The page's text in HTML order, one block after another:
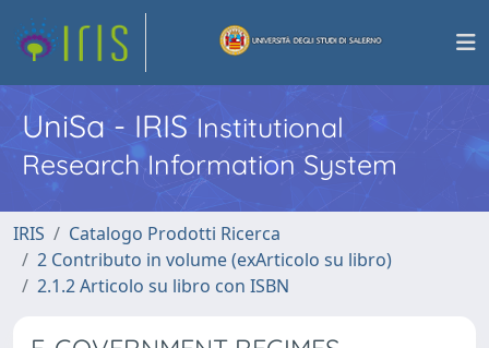
UniSa - IRISInstitutional
Research Information System
IRIS
Catalogo Prodotti Ricerca
2 Contributo in volume (exArticolo su libro)
2.1.2 Articolo su libro con ISBN